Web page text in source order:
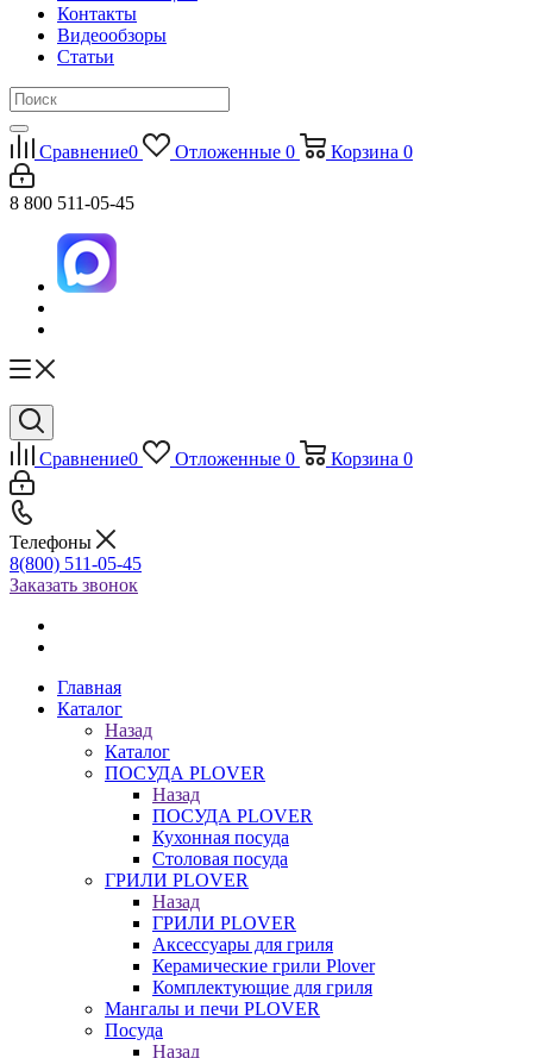
Контакты
Видеообзоры
Статьи
Сравнение0 Отложенные 0 Корзина 0
8 800 511-05-45
Сравнение0 Отложенные 0 Корзина 0
Телефоны
8(800) 511-05-45
Заказать звонок
Главная
Каталог
Назад
Каталог
ПОСУДА PLOVER
Назад
ПОСУДА PLOVER
Кухонная посуда
Столовая посуда
ГРИЛИ PLOVER
Назад
ГРИЛИ PLOVER
Аксессуары для гриля
Керамические грили Plover
Комплектующие для гриля
Мангалы и печи PLOVER
Посуда
Назад